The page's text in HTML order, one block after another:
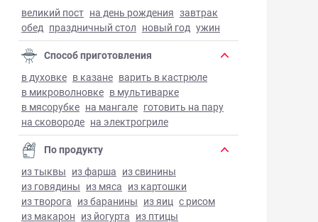
великий пост на день рождения завтрак
обед праздничный стол новый год ужин
Способ приготовления
в духовке в казане варить в кастрюле
в микроволновке в мультиварке
в мясорубке на мангале готовить на пару
на сковороде на электрогриле
По продукту
из тыквы из фарша из свинины
из говядины из мяса из картошки
из творога из баранины из яиц с рисом
из макарон из йогурта из птицы